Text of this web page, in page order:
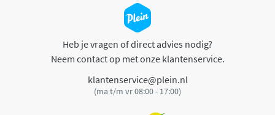
Heb je vragen of direct advies nodig?
Neem contact op met onze klantenservice.
klantenservice@plein.nl
(ma t/m vr 08:00 - 17:00)